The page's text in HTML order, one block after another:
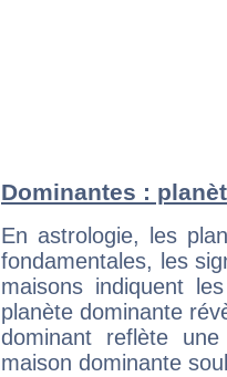
Dominantes :
En astrologie, les
fondamentales, les
maisons indiquent
planète dominante
dominant reflète
maison dominante